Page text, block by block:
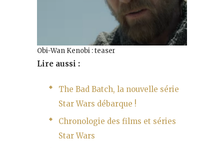
Obi-Wan Kenobi : teaser
Lire aussi :
The Bad Batch, la nouvelle série
Star Wars débarque !
Chronologie des films et séries
Star Wars